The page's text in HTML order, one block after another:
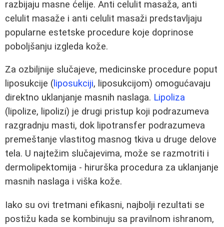
razbijaju masne ćelije. Anti celulit masaža, anti
celulit masaže i anti celulit masaži predstavljaju
popularne estetske procedure koje doprinose
poboljšanju izgleda kože.
Za ozbiljnije slučajeve, medicinske procedure poput
liposukcije (liposukciji, liposukcijom) omogućavaju
direktno uklanjanje masnih naslaga. Lipoliza
(lipolize, lipolizi) je drugi pristup koji podrazumeva
razgradnju masti, dok lipotransfer podrazumeva
premeštanje vlastitog masnog tkiva u druge delove
tela. U najtežim slučajevima, može se razmotriti i
dermolipektomija - hirurška procedura za uklanjanje
masnih naslaga i viška kože.
Iako su ovi tretmani efikasni, najbolji rezultati se
postižu kada se kombinuju sa pravilnom ishranom,